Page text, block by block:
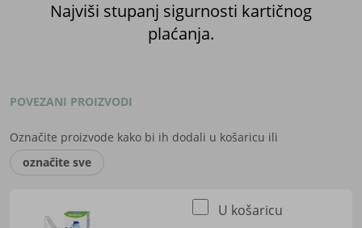
Najviši stupanj sigurnosti kartičnog
plaćanja.
POVEZANI PROIZVODI
Označite proizvode kako bi ih dodali u košaricu ili
označite sve
U košaricu